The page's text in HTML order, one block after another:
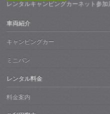
レンタルキャンピングカーネット参加
車両紹介
キャンピングカー
ミニバン
レンタル料金
料金案内